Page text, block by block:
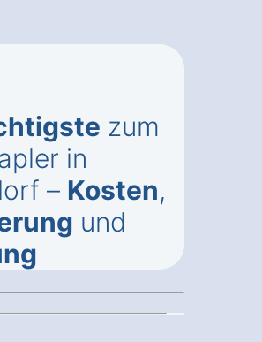
zum
in
– Kosten,
und